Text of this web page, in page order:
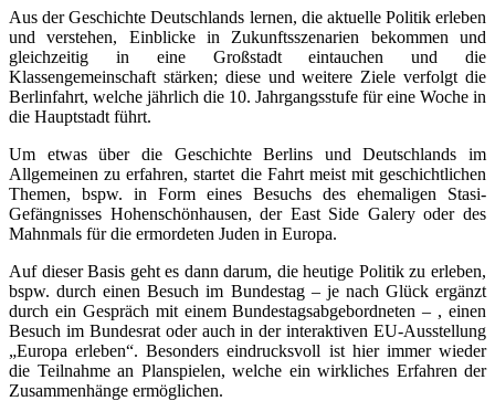
Aus der Geschichte Deutschlands lernen, die aktuelle Politik erleben
und verstehen, Einblicke in Zukunftsszenarien bekommen und
gleichzeitig in eine Großstadt eintauchen und die
Klassengemeinschaft stärken; diese und weitere Ziele verfolgt die
Berlinfahrt, welche jährlich die 10. Jahrgangsstufe für eine Woche in
die Hauptstadt führt.
Um etwas über die Geschichte Berlins und Deutschlands im
Allgemeinen zu erfahren, startet die Fahrt meist mit geschichtlichen
Themen, bspw. in Form eines Besuchs des ehemaligen Stasi-
Gefängnisses Hohenschönhausen, der East Side Galery oder des
Mahnmals für die ermordeten Juden in Europa.
Auf dieser Basis geht es dann darum, die heutige Politik zu erleben,
bspw. durch einen Besuch im Bundestag – je nach Glück ergänzt
durch ein Gespräch mit einem Bundestagsabgebordneten – , einen
Besuch im Bundesrat oder auch in der interaktiven EU-Ausstellung
„Europa erleben“. Besonders eindrucksvoll ist hier immer wieder
die Teilnahme an Planspielen, welche ein wirkliches Erfahren der
Zusammenhänge ermöglichen.